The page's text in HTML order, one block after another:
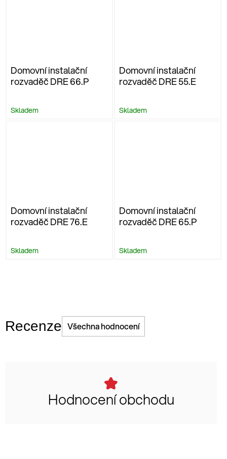
Domovní instalační
rozvaděč DRE 66.P
Skladem
Domovní instalační
rozvaděč DRE 55.E
Skladem
Domovní instalační
rozvaděč DRE 76.E
Skladem
Domovní instalační
rozvaděč DRE 65.P
Skladem
Recenze Všechna hodnocení
Hodnocení obchodu